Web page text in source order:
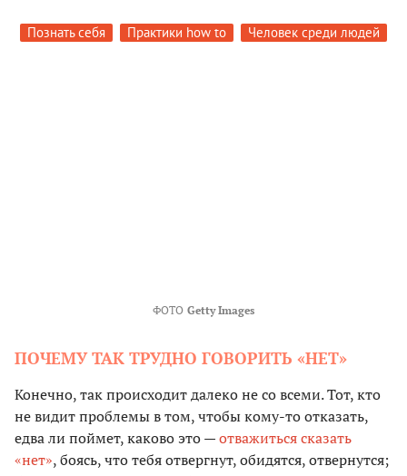
Познать себя Практики how to Человек среди людей
ФОТО Getty Images
ПОЧЕМУ ТАК ТРУДНО ГОВОРИТЬ «НЕТ»
Конечно, так происходит далеко не со всеми. Тот, кто
не видит проблемы в том, чтобы кому-то отказать,
едва ли поймет, каково это —отважиться сказать
«нет», боясь, что тебя отвергнут, обидятся, отвернутся;